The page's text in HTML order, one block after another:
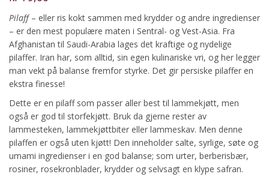
Pilaff– eller ris kokt sammen med krydder og andre ingredienser
– er den mest populære maten i Sentral- og Vest-Asia. Fra
Afghanistan til Saudi-Arabia lages det kraftige og nydelige
pilaffer. Iran har, som alltid, sin egen kulinariske vri, og her legger
man vekt på balanse fremfor styrke. Det gir persiske pilaffer en
ekstra finesse!
Dette er en pilaff som passer aller best til lammekjøtt, men
også er god til storfekjøtt. Bruk da gjerne rester av
lammesteken, lammekjøttbiter eller lammeskav. Men denne
pilaffen er også uten kjøtt! Den inneholder salte, syrlige, søte og
umami ingredienser i en god balanse; som urter, berberisbær,
rosiner, rosekronblader, krydder og selvsagt en klype safran.